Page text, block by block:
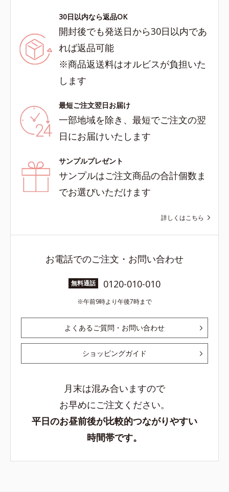
30日以内なら返品OK
開封後でも発送日から30日以内であ
れば返品可能
※商品返送料はオルビスが負担いた
します
最短ご注文翌日お届け
一部地域を除き、最短でご注文の翌
日にお届けいたします
サンプルプレゼント
サンプルはご注文商品の合計個数ま
でお選びいただけます
詳しくはこちら
お電話でのご注文・お問い合わせ
無料通話 0120-010-010
午前9時より午後7時まで
よくあるご質問・お問い合わせ
ショッピングガイド
月末は混み合いますので
お早めにご注文ください。
平日のお昼前後が比較的つながりやすい
時間帯です。